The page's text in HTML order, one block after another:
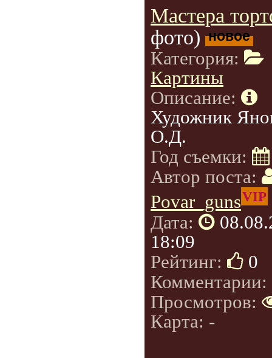
Мастера
фото) новое
Категория:
Картины
Описание:
Художник
О.Д.
Год съемки:
Автор поста:
Povar_gunsVIP
Дата:
18:09
Рейтинг:
0
Комментарии:
Просмотров:
Карта: -